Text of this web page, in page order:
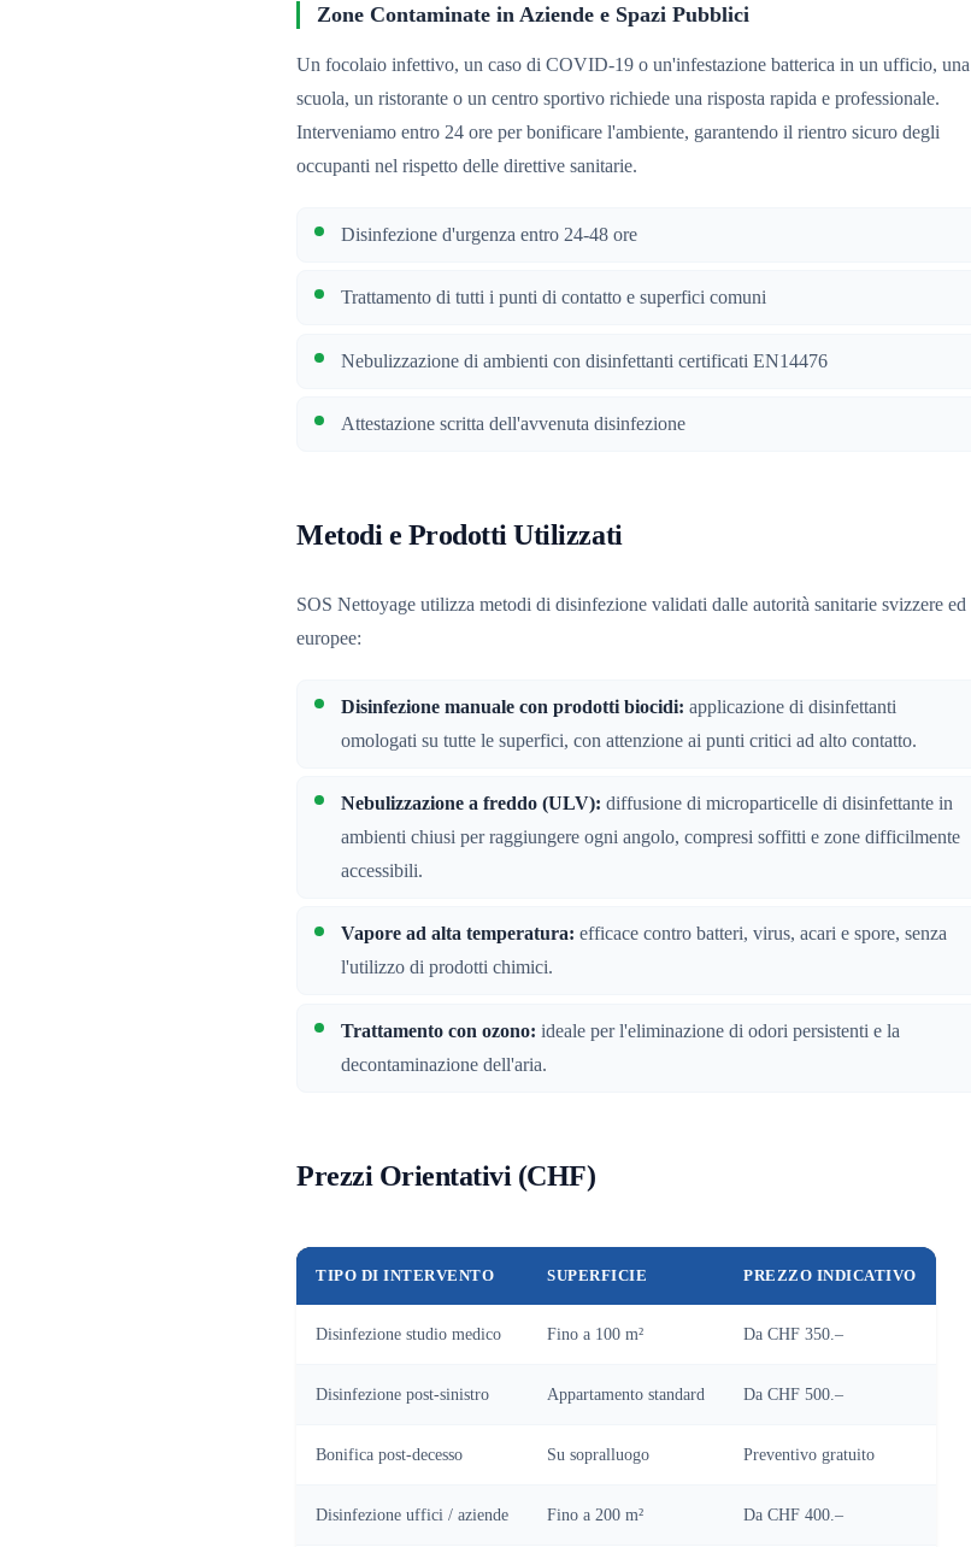
Zone Contaminate in Aziende e Spazi Pubblici
Un focolaio infettivo, un caso di COVID-19 o un'infestazione batterica in un ufficio, una
scuola, un ristorante o un centro sportivo richiede una risposta rapida e professionale.
Interveniamo entro 24 ore per bonificare l'ambiente, garantendo il rientro sicuro degli
occupanti nel rispetto delle direttive sanitarie.
Disinfezione d'urgenza entro 24-48 ore
Trattamento di tutti i punti di contatto e superfici comuni
Nebulizzazione di ambienti con disinfettanti certificati EN14476
Attestazione scritta dell'avvenuta disinfezione
Metodi e Prodotti Utilizzati
SOS Nettoyage utilizza metodi di disinfezione validati dalle autorità sanitarie svizzere ed
europee:
Disinfezione manuale con prodotti biocidi: applicazione di disinfettanti
omologati su tutte le superfici, con attenzione ai punti critici ad alto contatto.
Nebulizzazione a freddo (ULV): diffusione di microparticelle di disinfettante in
ambienti chiusi per raggiungere ogni angolo, compresi soffitti e zone difficilmente
accessibili.
Vapore ad alta temperatura: efficace contro batteri, virus, acari e spore, senza
l'utilizzo di prodotti chimici.
Trattamento con ozono: ideale per l'eliminazione di odori persistenti e la
decontaminazione dell'aria.
Prezzi Orientativi (CHF)
TIPO DI INTERVENTO SUPERFICIE PREZZO INDICATIVO
Disinfezione studio medico Fino a 100 m² Da CHF 350.–
Disinfezione post-sinistro Appartamento standard Da CHF 500.–
Bonifica post-decesso Su sopralluogo Preventivo gratuito
Disinfezione uffici / aziende Fino a 200 m² Da CHF 400.–